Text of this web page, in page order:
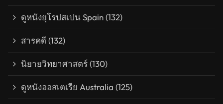
ดูหนังยุโรปสเปน Spain(132)
สารคดี (132)
นิยายวิทยาศาสตร์(130)
ดูหนังออสเตเรีย Australia (125)